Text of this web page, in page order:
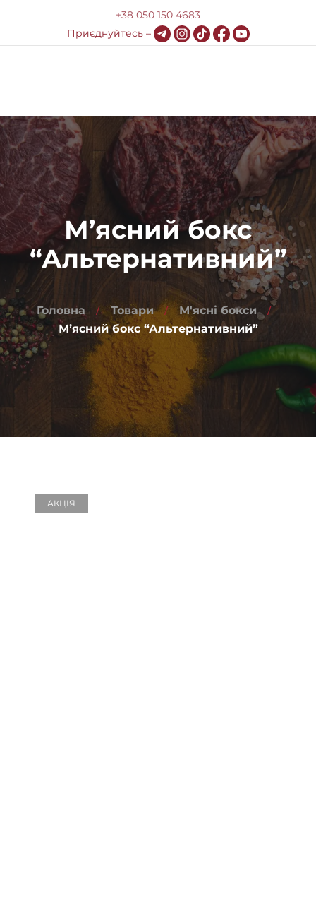
+38 050 150 4683
Приєднуйтесь –
Меню
Про компанію
Доставка та оплата
HoReCa
Блог
Контакти
М’ясний бокс
“Альтернативний”
Головна Товари
М'ясні бокси
М’ясний бокс “Альтернативний”
АКЦІЯ